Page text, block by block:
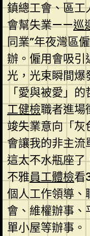
鎮總工會、區工
會幫失業——巡
同業”年夜灣區
辦。僱用會吸引
光，光束瞬間爆
「愛與被愛」
工健檢職者進場
竣失業意向「灰
會讓我的非主流
這太不水瓶座了
不雅員工體檢看
個人工作領導、
會、維權辦事、
單小屋等辦事。